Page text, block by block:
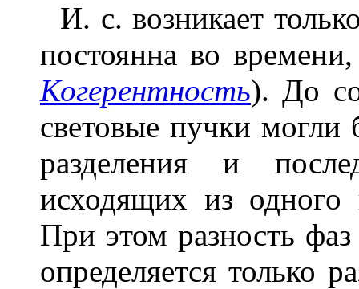
И. с. возникает
постоянна во
Когерентность). До
световые пучки могли
разделения и
исходящих из одного
При этом разность
определяется только